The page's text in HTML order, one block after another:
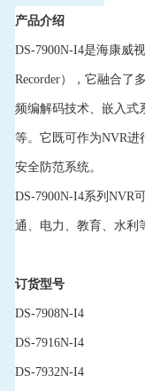
产品介绍
DS-7900N-I4是海康威
Recorder），它融合了
频编解码技术、嵌入式
等。它既可作为NVR进
安全防范系统。
DS-7900N-I4系列NVR
通、电力、教育、水利
订货型号
DS-7908N-I4
DS-7916N-I4
DS-7932N-I4